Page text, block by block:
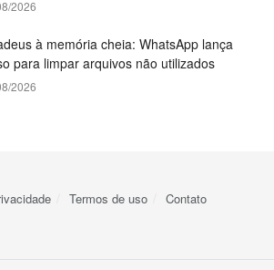
2026
à memória cheia: WhatsApp lança
para limpar arquivos não utilizados
2026
Termos de uso Contato